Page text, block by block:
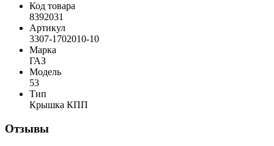
Код товара
8392031
Артикул
3307-1702010-10
Марка
ГАЗ
Модель
53
Тип
Крышка КПП
Отзывы